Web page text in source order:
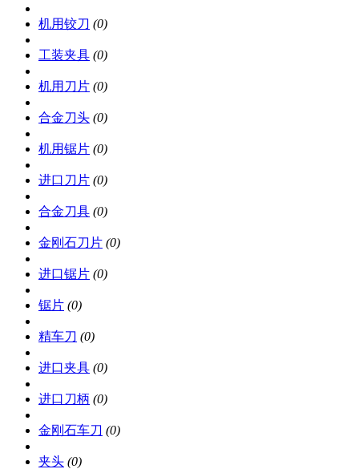
机用铰刀 (0)
工装夹具 (0)
机用刀片 (0)
合金刀头 (0)
机用锯片 (0)
进口刀片 (0)
合金刀具 (0)
金刚石刀片 (0)
进口锯片 (0)
锯片 (0)
精车刀 (0)
进口夹具 (0)
进口刀柄 (0)
金刚石车刀 (0)
夹头 (0)